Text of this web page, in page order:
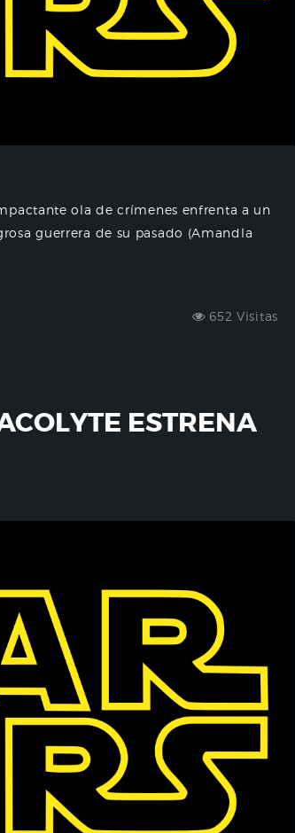
ola de crímenes enfrenta a un
guerrera de su pasado (Amandla
652 Visitas
ESTRENA